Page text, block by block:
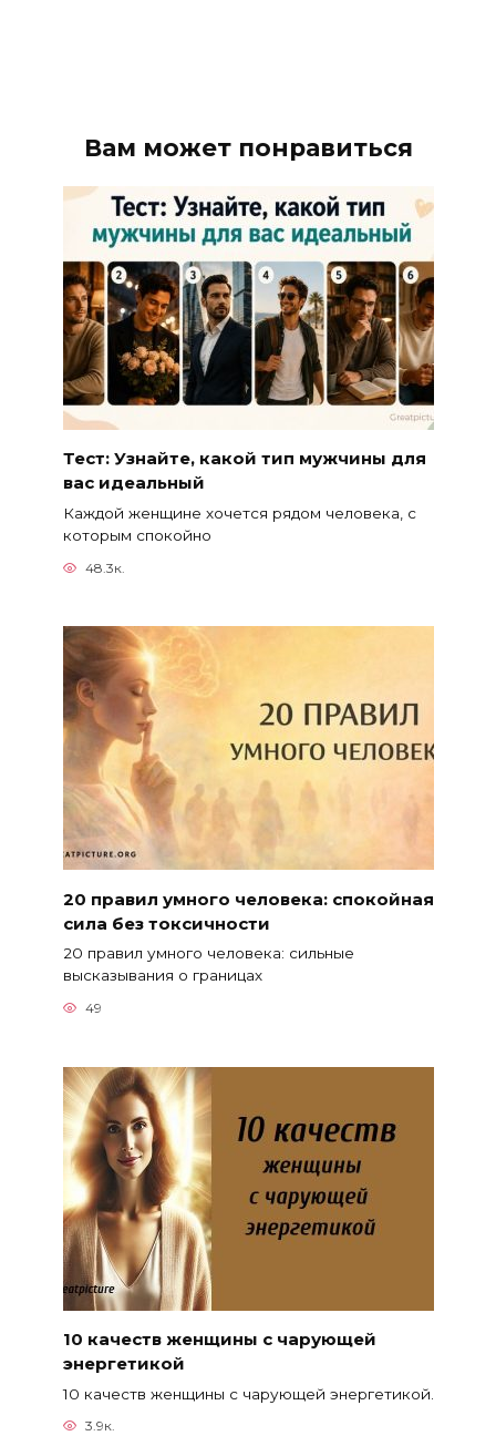
Вам может понравиться
Тест: Узнайте, какой тип мужчины для
вас идеальный
Каждой женщине хочется рядом человека, с
которым спокойно
48.3к.
20 правил умного человека: спокойная
сила без токсичности
20 правил умного человека: сильные
высказывания о границах
49
10 качеств женщины с чарующей
энергетикой
10 качеств женщины с чарующей энергетикой.
3.9к.